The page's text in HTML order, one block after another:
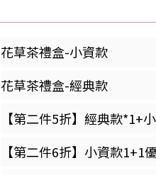
花草茶禮盒-小資款
花草茶禮盒-經典款
【第二件5折】經典款*1+
【第二件6折】小資款1+1